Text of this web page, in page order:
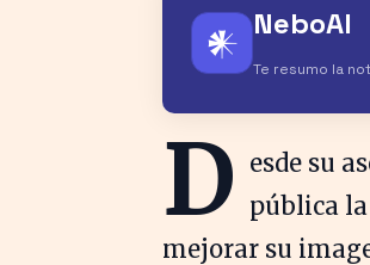
𒀭 NeboAI
Te resumo la
D esde su
pública
mejorar su